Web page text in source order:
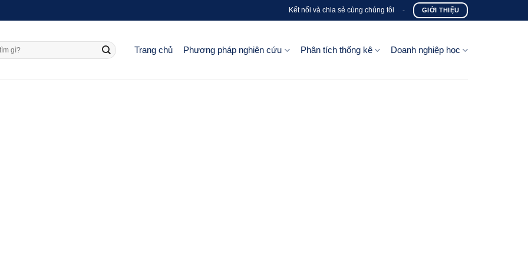
Kết nối và chia sẻ cùng chúng tôi - GIỚI THIỆU
Trang chủ Phương pháp nghiên cứu Phân tích thống kê Doanh nghiệp học